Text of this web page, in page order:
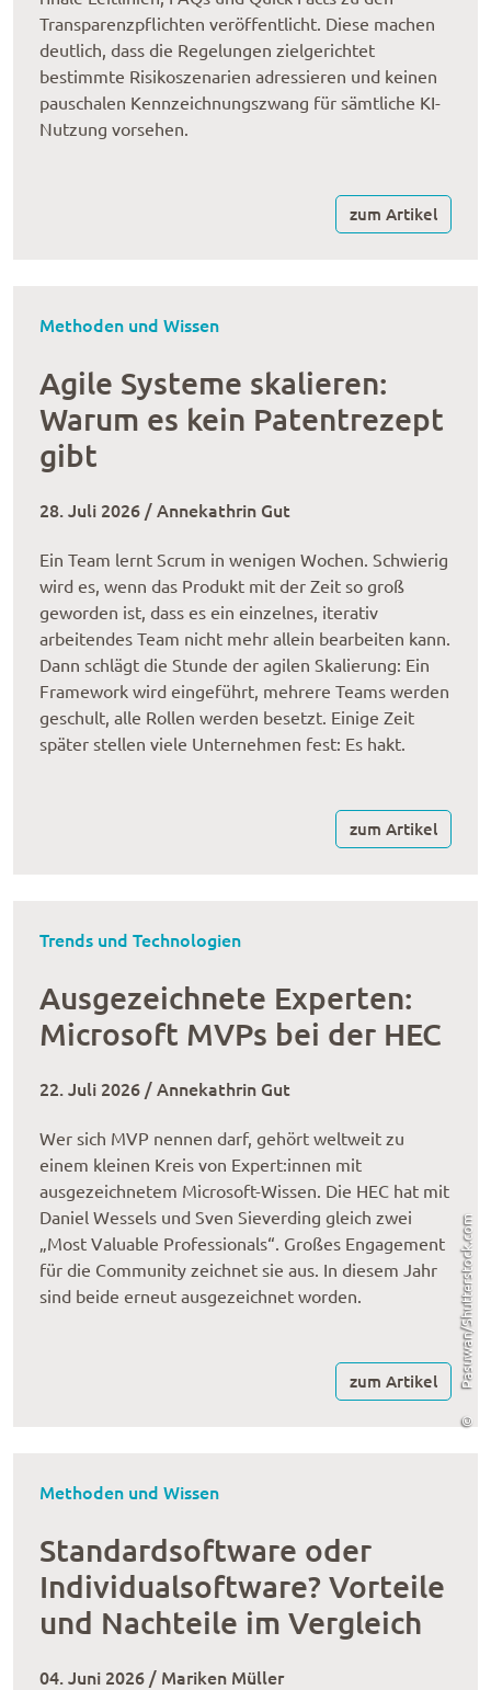
Transparenzpflichten veröffentlicht. Diese machen
deutlich, dass die Regelungen zielgerichtet
bestimmte Risikoszenarien adressieren und keinen
pauschalen Kennzeichnungszwang für sämtliche KI-
Nutzung vorsehen.
zum Artikel
Methoden und Wissen
Agile Systeme skalieren:
Warum es kein Patentrezept
gibt
28. Juli 2026 / Annekathrin Gut
Ein Team lernt Scrum in wenigen Wochen. Schwierig
wird es, wenn das Produkt mit der Zeit so groß
geworden ist, dass es ein einzelnes, iterativ
arbeitendes Team nicht mehr allein bearbeiten kann.
Dann schlägt die Stunde der agilen Skalierung: Ein
Framework wird eingeführt, mehrere Teams werden
geschult, alle Rollen werden besetzt. Einige Zeit
später stellen viele Unternehmen fest: Es hakt.
zum Artikel
Trends und Technologien
Ausgezeichnete Experten:
Microsoft MVPs bei der HEC
22. Juli 2026 / Annekathrin Gut
Wer sich MVP nennen darf, gehört weltweit zu
einem kleinen Kreis von Expert:innen mit
ausgezeichnetem Microsoft-Wissen. Die HEC hat mit
Daniel Wessels und Sven Sieverding gleich zwei
„Most Valuable Professionals“. Großes Engagement
für die Community zeichnet sie aus. In diesem Jahr
sind beide erneut ausgezeichnet worden.
zum Artikel
©
Pasuwan/Shutterstock.com
Methoden und Wissen
Standardsoftware oder
Individualsoftware? Vorteile
und Nachteile im Vergleich
04. Juni 2026 / Mariken Müller